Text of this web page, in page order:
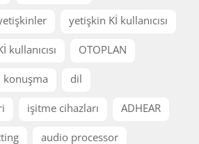
yetişkin Kİ kullanıcısı
kullanıcısı OTOPLAN
konuşma dil
işitme cihazları ADHEAR
audio processor